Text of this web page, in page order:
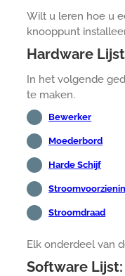
Wilt u leren hoe u
knooppunt
Hardware
In het volgende
te maken.
Bewerker
Moederbord
Harde Schijf
Stroomdraad
Elk onderdeel van
Software Lijst: